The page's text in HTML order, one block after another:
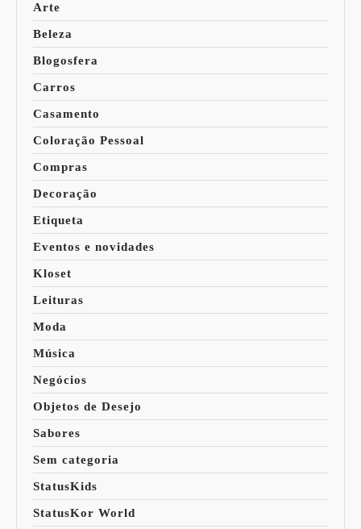
Arte
Beleza
Blogosfera
Carros
Casamento
Coloração Pessoal
Compras
Decoração
Etiqueta
Eventos e novidades
Kloset
Leituras
Moda
Música
Negócios
Objetos de Desejo
Sabores
Sem categoria
StatusKids
StatusKor World